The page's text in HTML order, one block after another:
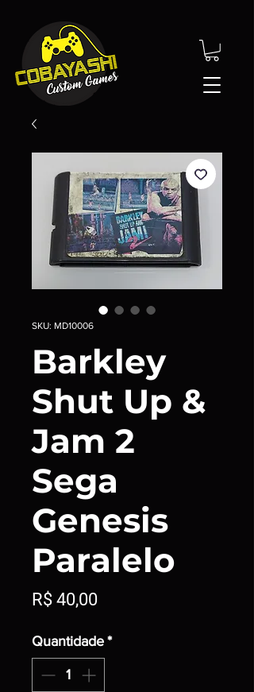
SKU: MD10006
Barkley
Shut Up &
Jam 2
Sega
Genesis
Paralelo
R$ 40,00Preço
Quantidade *